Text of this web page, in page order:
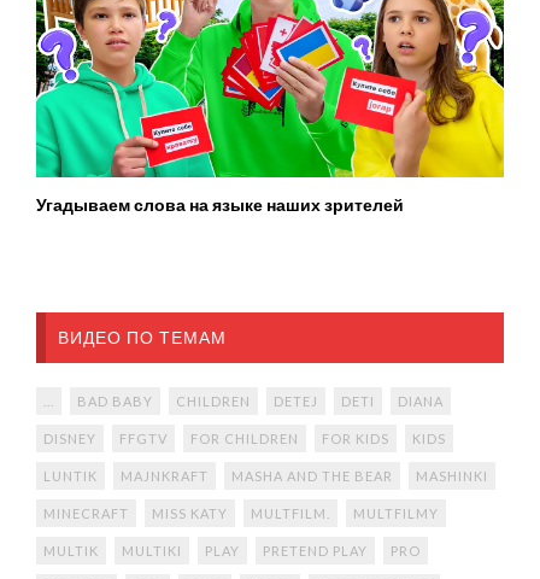
Угадываем слова на языке наших зрителей
ВИДЕО ПО ТЕМАМ
BAD BABY CHILDREN DETEJ DETI DIANA
DISNEY FFGTV FOR CHILDREN FOR KIDS KIDS
LUNTIK MAJNKRAFT MASHA AND THE BEAR MASHINKI
MINECRAFT MISS KATY MULTFILM. MULTFILMY
MULTIK MULTIKI PLAY PRETEND PLAY PRO